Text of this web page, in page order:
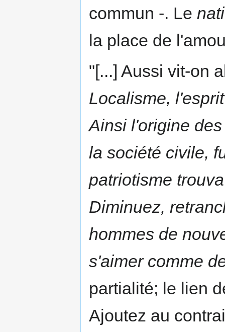
commun -. Le
la place de
"[...] Aussi vit-on
Localisme,
Ainsi l'origine
la société civile,
patriotisme
Diminuez,
hommes de
s'aimer comme
partialité; le lien
Ajoutez au